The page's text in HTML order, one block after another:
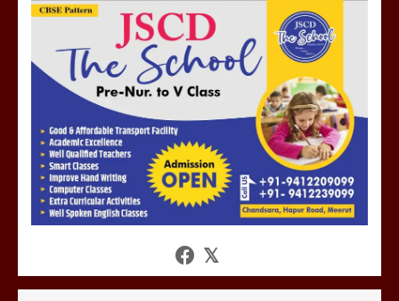
होलिका रखने पर लात मार कर होलिका को किया
तहस नहस,मोहल्ले वालों के साथ की गई गाली
गलोच ,कहा अगर रखी गई होली तो होगा खून
March 11, 2025
आखिर क्यों जैनुल सालीकिन को शहर काजी नहीं
शफीकुर्रहमान रहमान ने